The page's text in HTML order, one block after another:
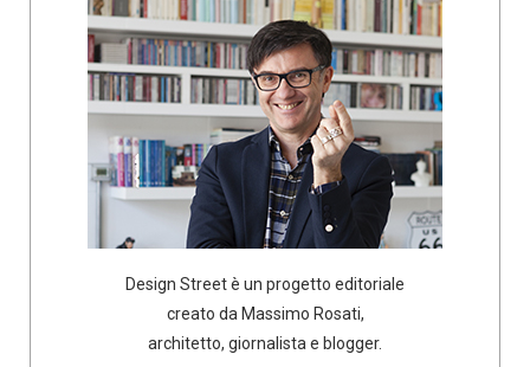
Design Street è un progetto editoriale
creato da Massimo Rosati,
architetto, giornalista e blogger.